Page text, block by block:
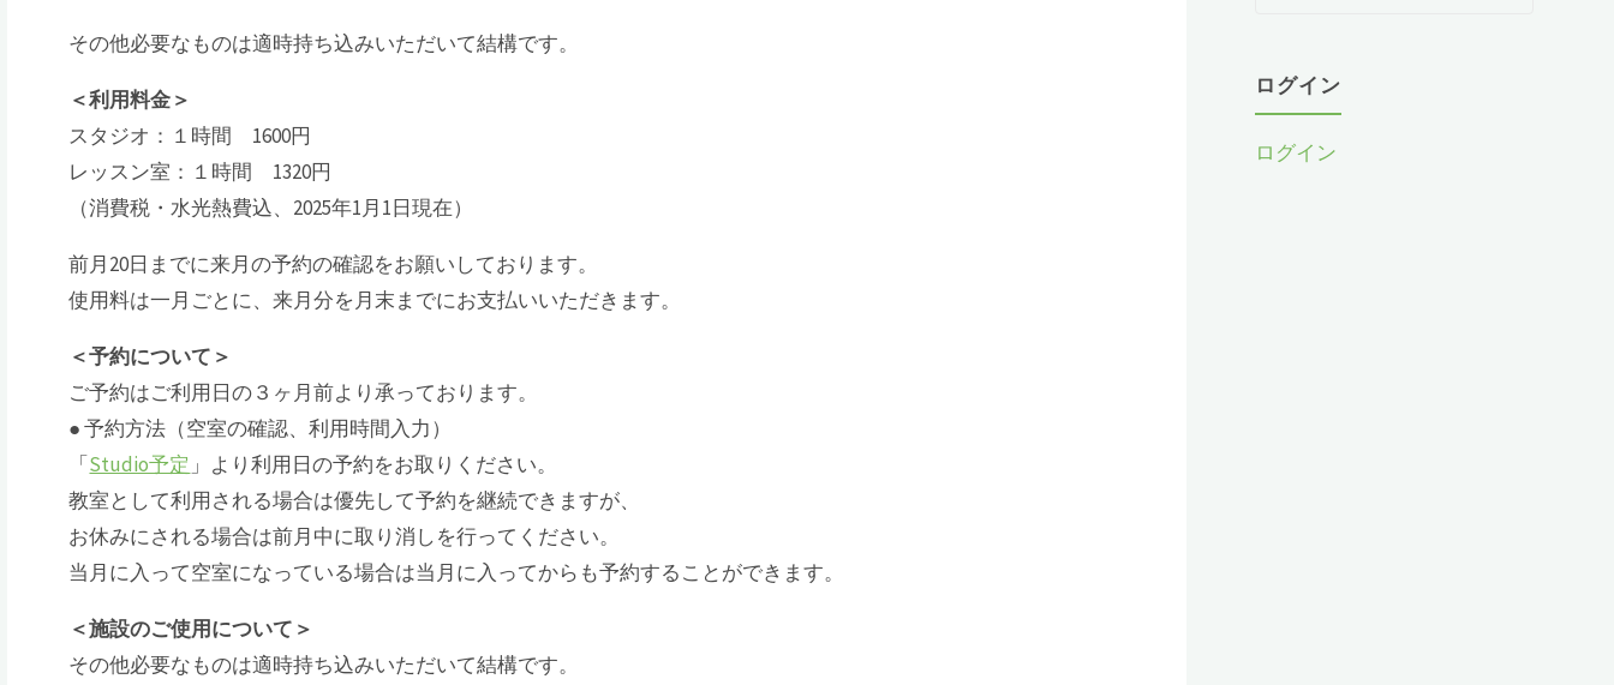
その他必要なものは適時持ち込みいただいて結構です。
＜利用料金＞
スタジオ：１時間 1600円
レッスン室：１時間 1320円
（消費税・水光熱費込、2025年1月1日現在）
前月20日までに来月の予約の確認をお願いしております。
使用料は一月ごとに、来月分を月末までにお支払いいただきます。
＜予約について＞
ご予約はご利用日の３ヶ月前より承っております。
● 予約方法（空室の確認、利用時間入力）
「Studio予定 」より利用日の予約をお取りください。
教室として利用される場合は優先して予約を継続できますが、
お休みにされる場合は前月中に取り消しを行ってください。
当月に入って空室になっている場合は当月に入ってからも予約することができます。
＜施設のご使用について＞
その他必要なものは適時持ち込みいただいて結構です。
か
ら
お
ログイン
ログイン